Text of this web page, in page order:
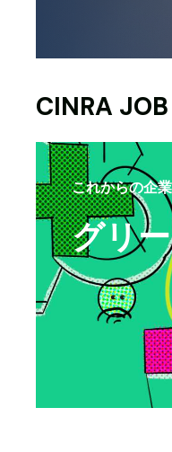
CINRA JOB
これからの企
グリ